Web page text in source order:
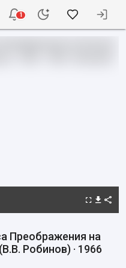
1
Преображения на
Робинов) · 1966